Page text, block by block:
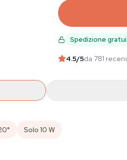
Spedizione
4.5/5da 781
Solo 10 W